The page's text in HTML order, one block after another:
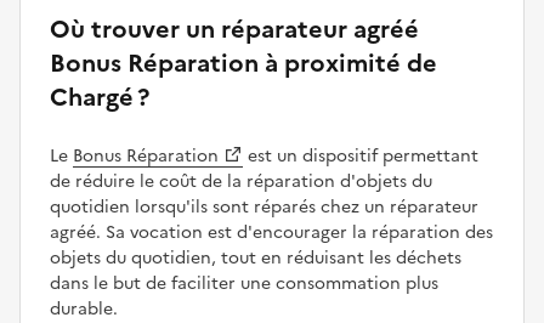
Où trouver un réparateur agréé
Bonus Réparation à proximité de
Chargé ?
Le Bonus Réparation
est un dispositif permettant
de réduire le coût de la réparation d'objets du
quotidien lorsqu'ils sont réparés chez un réparateur
agréé. Sa vocation est d'encourager la réparation des
objets du quotidien, tout en réduisant les déchets
dans le but de faciliter une consommation plus
durable.